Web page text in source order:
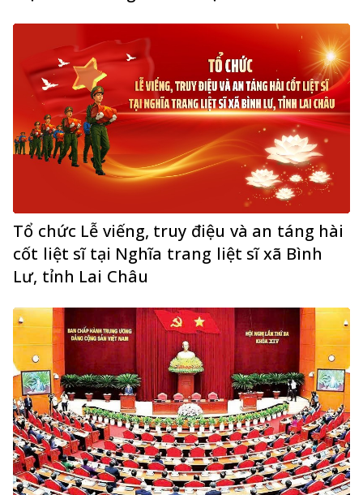
Tổ chức Lễ viếng, truy điệu và an táng hài
cốt liệt sĩ tại Nghĩa trang liệt sĩ xã Bình
Lư, tỉnh Lai Châu